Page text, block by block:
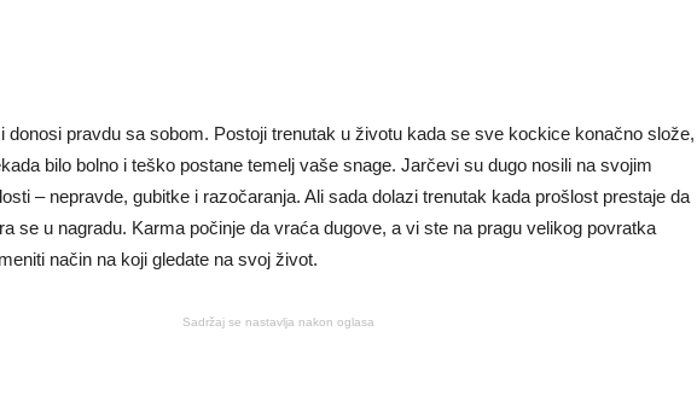
donosi pravdu sa sobom. Postoji trenutak u životu kada se sve kockice konačno slože,
bilo bolno i teško postane temelj vaše snage. Jarčevi su dugo nosili na svojim
– nepravde, gubitke i razočaranja. Ali sada dolazi trenutak kada prošlost prestaje da
se u nagradu. Karma počinje da vraća dugove, a vi ste na pragu velikog povratka
način na koji gledate na svoj život.
Sadržaj se nastavlja nakon oglasa